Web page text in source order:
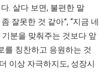
. 살다 보면, 불편한 말
잘못한 것 같아”, “지금 네
분을 맞춰주는 것보다 앞
를 칭찬하고 응원하는 것
이상 자극하지도, 성장시